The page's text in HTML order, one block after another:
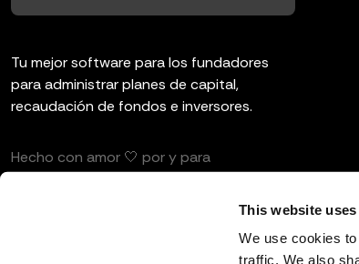
This website
We use cookies
traffic. We also
Tu mejor software para los fundadores
para administrar planes de capital,
recaudación de fondos e inversores.
Hecho con amor 🤍 por y para